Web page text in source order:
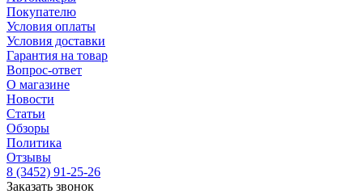
Покупателю
Условия оплаты
Условия доставки
Гарантия на товар
Вопрос-ответ
О магазине
Новости
Статьи
Обзоры
Политика
Отзывы
8 (3452) 91-25-26
Заказать звонок